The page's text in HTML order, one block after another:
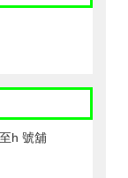
h 號舖